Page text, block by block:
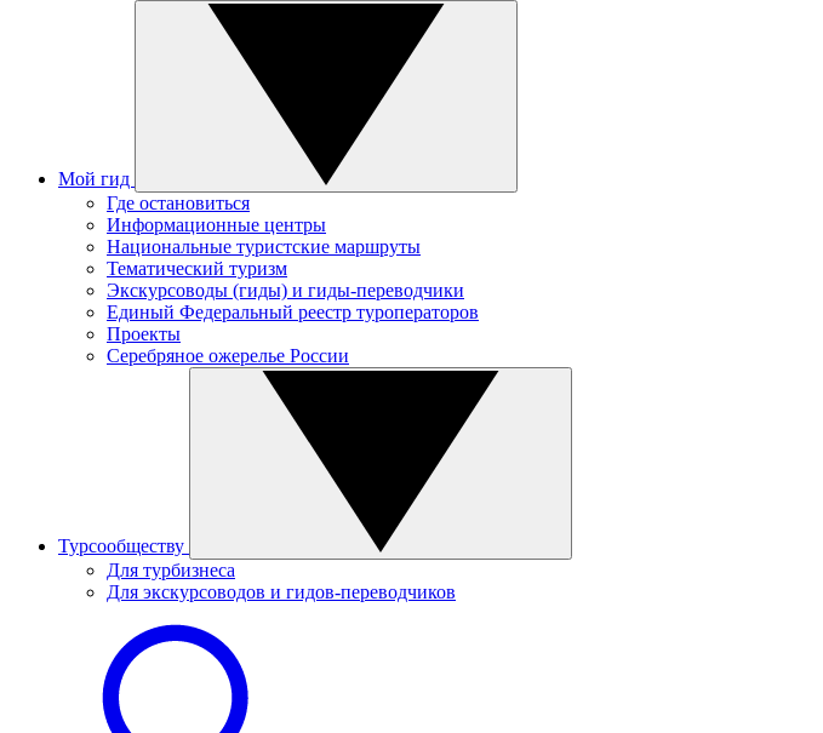
Мой гид
Где остановиться
Информационные центры
Национальные туристские маршруты
Тематический туризм
Экскурсоводы (гиды) и гиды-переводчики
Единый Федеральный реестр туроператоров
Проекты
Серебряное ожерелье России
Турсообществу
Для турбизнеса
Для экскурсоводов и гидов-переводчиков